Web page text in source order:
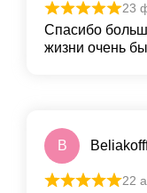
23
Спасибо
жизни очень
B
22